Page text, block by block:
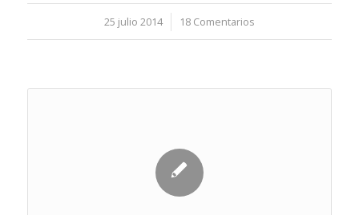
25 julio 2014
/ 18 Comentarios